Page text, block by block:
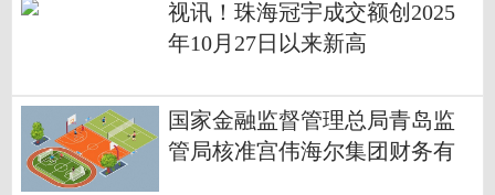
视讯！珠海冠宇成交额创2025
年10月27日以来新高
国家金融监督管理总局青岛监
管局核准宫伟海尔集团财务有